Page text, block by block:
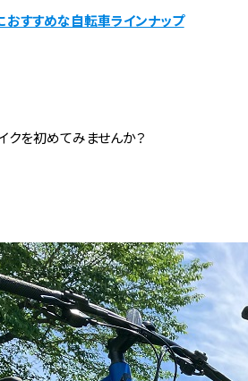
すすめな自転車ラインナップ
クを初めてみませんか？